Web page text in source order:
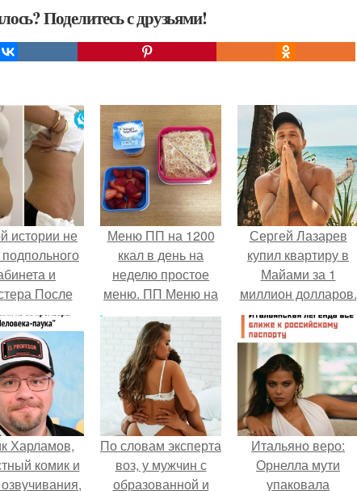
Поделитесь с друзьями!
истории не
и
После
Меню ПП на 1200
ккал в день на
неделю простое
меню. ПП Меню на
неделю
Сергей Лазарев
купил квартиру в
Майами за 1
миллион долларов.
Харламов,
комик и
По словам эксперта
воз, у мужчин с
образованной и
Итальяно веро:
Орнелла мути
упаковала